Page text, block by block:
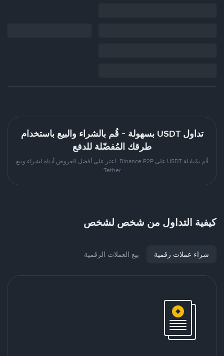
تداول USDT بسهولة - قُم بالشراء والبيع باستخدام
طرقك المُفضّلة للدفع
قُم بمُبادلة USDT على Binance P2P. اعثر على أفضل العروض أدناه لشراء وبيع
Tether
كيفية التداول من شخص لشخص
شراء عملات رقمية بيع العملات الرقمية